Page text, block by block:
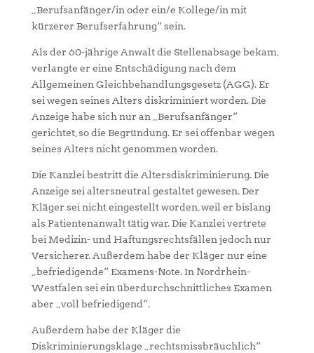
„Berufsanfänger/in oder ein/e Kollege/in mit
kürzerer Berufserfahrung“ sein.
Als der 60-jährige Anwalt die Stellenabsage bekam,
verlangte er eine Entschädigung nach dem
Allgemeinen Gleichbehandlungsgesetz (AGG). Er
sei wegen seines Alters diskriminiert worden. Die
Anzeige habe sich nur an „Berufsanfänger“
gerichtet, so die Begründung. Er sei offenbar wegen
seines Alters nicht genommen worden.
Die Kanzlei bestritt die Altersdiskriminierung. Die
Anzeige sei altersneutral gestaltet gewesen. Der
Kläger sei nicht eingestellt worden, weil er bislang
als Patientenanwalt tätig war. Die Kanzlei vertrete
bei Medizin- und Haftungsrechtsfällen jedoch nur
Versicherer. Außerdem habe der Kläger nur eine
„befriedigende“ Examens-Note. In Nordrhein-
Westfalen sei ein überdurchschnittliches Examen
aber „voll befriedigend“.
Außerdem habe der Kläger die
Diskriminierungsklage „rechtsmissbräuchlich“